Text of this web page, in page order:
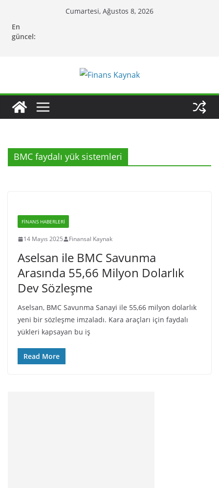
content
Cumartesi, Ağustos 8, 2026
En
güncel:
BMC faydalı yük sistemleri
FINANS HABERLERI
14 Mayıs 2025 Finansal Kaynak
Aselsan ile BMC Savunma
Arasında 55,66 Milyon Dolarlık
Dev Sözleşme
Aselsan, BMC Savunma Sanayi ile 55,66 milyon dolarlık
yeni bir sözleşme imzaladı. Kara araçları için faydalı
yükleri kapsayan bu iş
Read More